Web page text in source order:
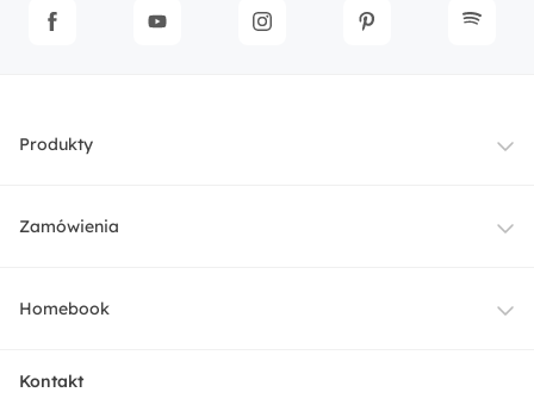
Produkty
Meble
Zamówienia
Dostawa
Homebook
O nas
Kontakt